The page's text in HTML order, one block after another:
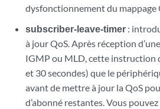
dysfonctionnement du mappage
subscriber-leave-timer :
à jour QoS. Après réception
IGMP ou MLD, cette instruction
et 30 secondes) que le
avant de mettre à jour la QoS
d’abonné restantes. Vous